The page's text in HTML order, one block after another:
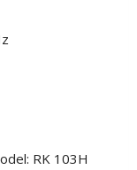
RK 103H